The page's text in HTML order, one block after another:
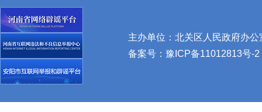
主办单位：北关区人民政府办
备案号： 豫ICP备11012813号-2